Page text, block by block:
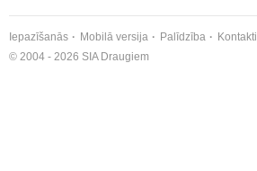
Iepazīšanās Mobilā versija Palīdzība Kontakti
© 2004 - 2026 SIA Draugiem